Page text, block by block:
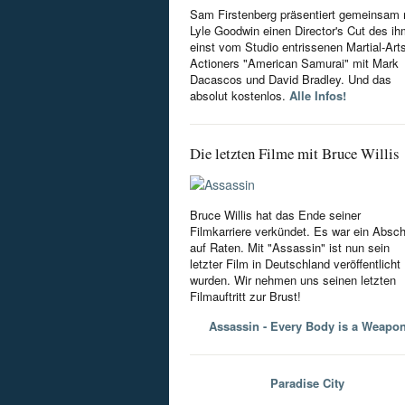
Sam Firstenberg präsentiert gemeinsam
Lyle Goodwin einen Director's Cut des
einst vom Studio entrissenen Martial-
Actioners "American Samurai" mit Mark
Dacascos und David Bradley. Und das
absolut kostenlos. Alle Infos!
Die letzten Filme mit Bruce Willis
Bruce Willis hat das Ende seiner
Filmkarriere verkündet. Es war ein
auf Raten. Mit "Assassin" ist nun sein
letzter Film in Deutschland veröffentlicht
wurden. Wir nehmen uns seinen letzten
Filmauftritt zur Brust!
Assassin - Every Body is a Weapon
Paradise City